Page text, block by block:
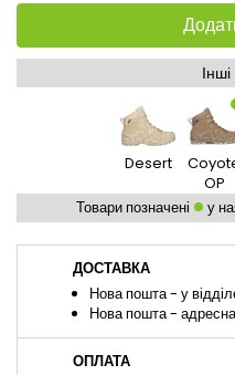
Desert
OP
Товари позначені
у
ДОСТАВКА
Нова пошта - у
Нова пошта -
ОПЛАТА